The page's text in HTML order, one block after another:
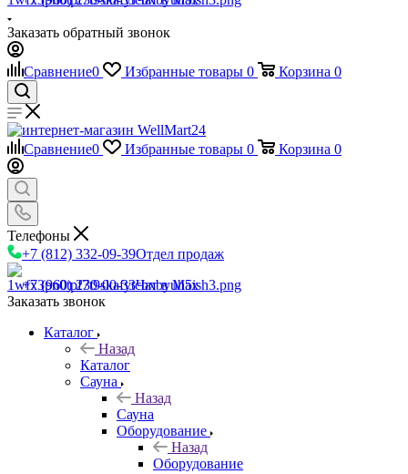
Заказать обратный звонок
Сравнение0 Избранные товары 0 Корзина 0
Сравнение0 Избранные товары 0 Корзина 0
Телефоны
+7 (812) 332-09-39Отдел продаж
+7 (960) 230-00-33Чат в Max
Заказать звонок
Каталог
Назад
Каталог
Сауна
Назад
Сауна
Оборудование
Назад
Оборудование